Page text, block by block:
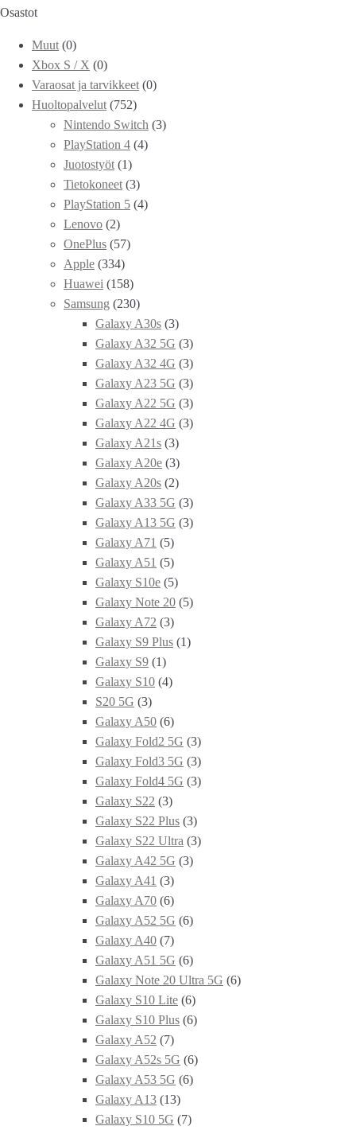
Osastot
Muut (0)
Xbox S / X (0)
Varaosat ja tarvikkeet (0)
Huoltopalvelut (752)
Nintendo Switch (3)
PlayStation 4 (4)
Juotostyöt (1)
Tietokoneet (3)
PlayStation 5 (4)
Lenovo (2)
OnePlus (57)
Apple (334)
Huawei (158)
Samsung (230)
Galaxy A30s (3)
Galaxy A32 5G (3)
Galaxy A32 4G (3)
Galaxy A23 5G (3)
Galaxy A22 5G (3)
Galaxy A22 4G (3)
Galaxy A21s (3)
Galaxy A20e (3)
Galaxy A20s (2)
Galaxy A33 5G (3)
Galaxy A13 5G (3)
Galaxy A71 (5)
Galaxy A51 (5)
Galaxy S10e (5)
Galaxy Note 20 (5)
Galaxy A72 (3)
Galaxy S9 Plus (1)
Galaxy S9 (1)
Galaxy S10 (4)
S20 5G (3)
Galaxy A50 (6)
Galaxy Fold2 5G (3)
Galaxy Fold3 5G (3)
Galaxy Fold4 5G (3)
Galaxy S22 (3)
Galaxy S22 Plus (3)
Galaxy S22 Ultra (3)
Galaxy A42 5G (3)
Galaxy A41 (3)
Galaxy A70 (6)
Galaxy A52 5G (6)
Galaxy A40 (7)
Galaxy A51 5G (6)
Galaxy Note 20 Ultra 5G (6)
Galaxy S10 Lite (6)
Galaxy S10 Plus (6)
Galaxy A52 (7)
Galaxy A52s 5G (6)
Galaxy A53 5G (6)
Galaxy A13 (13)
Galaxy S10 5G (7)